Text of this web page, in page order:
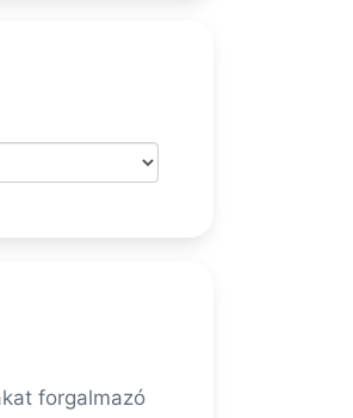
forgalmazó